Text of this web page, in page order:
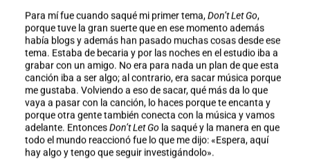
Para mí fue cuando saqué mi primer tema, Don’t Let Go,
porque tuve la gran suerte que en ese momento además
había blogs y además han pasado muchas cosas desde ese
tema. Estaba de becaria y por las noches en el estudio iba a
grabar con un amigo. No era para nada un plan de que esta
canción iba a ser algo; al contrario, era sacar música porque
me gustaba. Volviendo a eso de sacar, qué más da lo que
vaya a pasar con la canción, lo haces porque te encanta y
porque otra gente también conecta con la música y vamos
adelante. EntoncesDon’t Let Go la saqué y la manera en que
todo el mundo reaccionó fue lo que me dijo: «Espera, aquí
hay algo y tengo que seguir investigándolo».